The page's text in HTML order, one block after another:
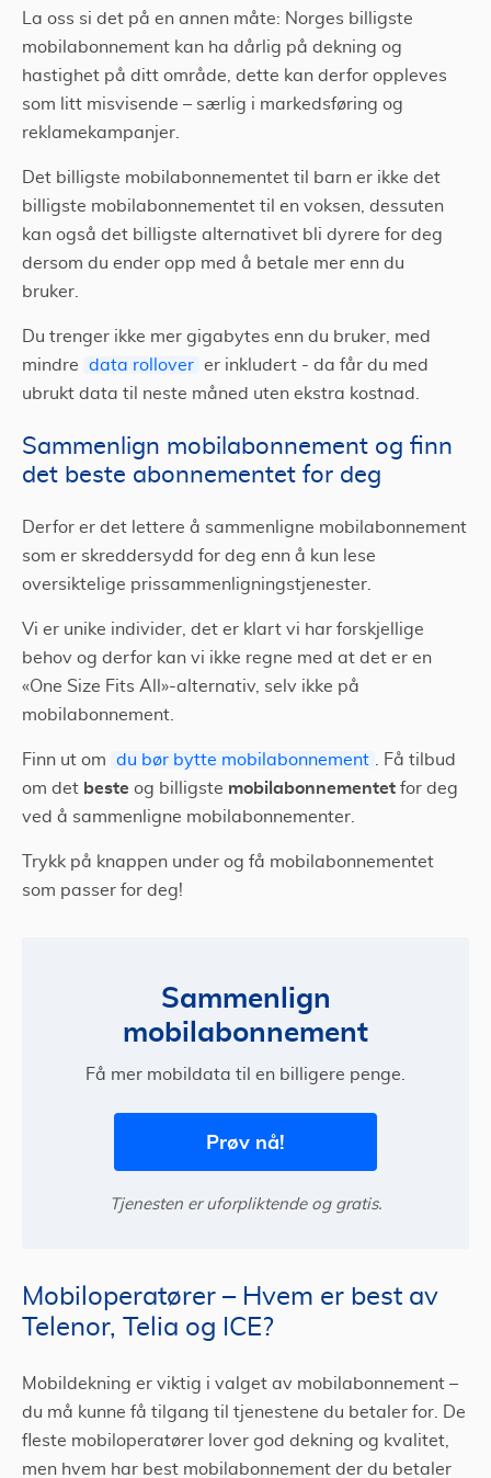
La oss si det på en annen måte: Norges billigste
mobilabonnement kan ha dårlig på dekning og
hastighet på ditt område, dette kan derfor oppleves
som litt misvisende – særlig i markedsføring og
reklamekampanjer.
Det billigste mobilabonnementet til barn er ikke det
billigste mobilabonnementet til en voksen, dessuten
kan også det billigste alternativet bli dyrere for deg
dersom du ender opp med å betale mer enn du
bruker.
Du trenger ikke mer gigabytes enn du bruker, med
mindre
data rollover er inkludert - da får du med
ubrukt data til neste måned uten ekstra kostnad.
Sammenlign mobilabonnement og finn
det beste abonnementet for deg
Derfor er det lettere å sammenligne mobilabonnement
som er skreddersydd for deg enn å kun lese
oversiktelige prissammenligningstjenester.
Vi er unike individer, det er klart vi har forskjellige
behov og derfor kan vi ikke regne med at det er en
«One Size Fits All »-alternativ, selv ikke på
mobilabonnement.
Finn ut om du bør bytte mobilabonnement
. Få tilbud
om det beste og billigste mobilabonnementet for deg
ved å sammenligne mobilabonnementer.
Trykk på knappen under og få mobilabonnementet
som passer for deg!
Sammenlign
mobilabonnement
Få mer mobildata til en billigere penge.
Prøv nå!
Tjenesten er uforpliktende og gratis.
Mobiloperatører – Hvem er best av
Telenor, Telia og ICE?
Mobildekning er viktig i valget av mobilabonnement –
du må kunne få tilgang til tjenestene du betaler for. De
fleste mobiloperatører lover god dekning og kvalitet,
men hvem har best mobilabonnement der du betaler